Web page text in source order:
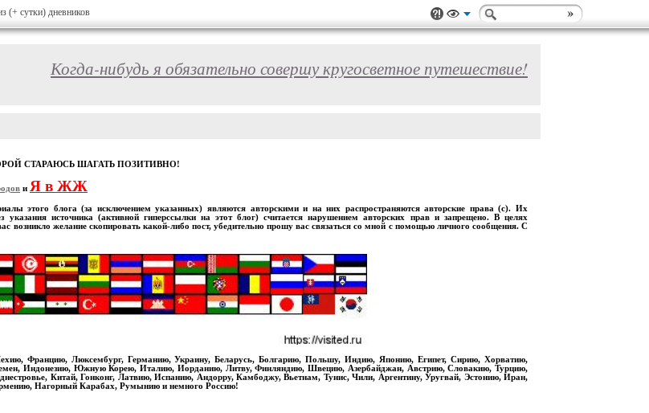
(+ сутки) дневников
Когда-нибудь я обязательно совершу кругосветное путешествие!
СТАРАЮСЬ ШАГАТЬ ПОЗИТИВНО!
и Я в ЖЖ
этого блога (за исключением указанных) являются авторскими и на них распространяются авторские права (с). Их
указания источника (активной гиперссылки на этот блог) считается нарушением авторских прав и запрещено. В целях
возникло желание скопировать какой-либо пост, убедительно прошу вас связаться со мной с помощью личного сообщения. С
Францию, Люксембург, Германию, Украину, Беларусь, Болгарию, Польшу, Индию, Японию, Египет, Сирию, Хорватию,
Индонезию, Южную Корею, Италию, Иорданию, Литву, Финляндию, Швецию, Азербайджан, Австрию, Словакию, Турцию,
Китай, Гонконг, Латвию, Испанию, Андорру, Камбоджу, Вьетнам, Тунис, Чили, Аргентину, Уругвай, Эстонию, Иран,
Нагорный Карабах, Румынию и немного Россию!